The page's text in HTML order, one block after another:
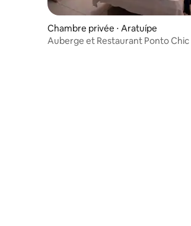
Chambre privée ⋅ Aratuípe
Auberge et Restaurant Ponto Chic